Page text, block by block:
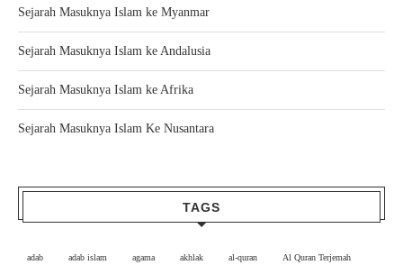
Sejarah Masuknya Islam ke Myanmar
Sejarah Masuknya Islam ke Andalusia
Sejarah Masuknya Islam ke Afrika
Sejarah Masuknya Islam Ke Nusantara
TAGS
adab adab islam agama akhlak al-quran
Al Quran Terjemah